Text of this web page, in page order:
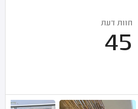
חוות דעת
45